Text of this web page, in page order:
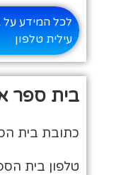
לכל המידע על
עילית טלפון
בית ספר
כתובת בית
טלפון בית הספר: 04-